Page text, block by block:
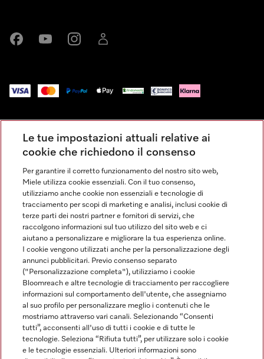
Condizioni Generali di Vendita
Privacy
Condizioni di Utilizzo
Dichiarazione di Accessibilità
Modulo di recesso
Legge sui servizi digitali
Impostazioni dei cookie
FINANZIAMENTO FINO A 50 MESI CON OPZIONE 10 E TASSO
ZERO
Messaggio pubblicitario con finalità promozionale. Offerta di credito
finalizzato valida dal 08/01/2026 al 20/07/2026 da 10 a 50 mesi come da
esempi rappresentativi: Tasso Zero in 10 mesi per importi a partire da 199€. Es:
Le tue impostazioni attuali relative ai
cookie che richiedono il consenso
Per garantire il corretto funzionamento del nostro sito web,
Miele utilizza cookie essenziali. Con il tuo consenso,
utilizziamo anche cookie non essenziali e tecnologie di
tracciamento per scopi di marketing e analisi, inclusi cookie di
terze parti dei nostri partner e fornitori di servizi, che
raccolgono informazioni sul tuo utilizzo del sito web e ci
aiutano a personalizzare e migliorare la tua esperienza online.
I cookie vengono utilizzati anche per la personalizzazione degli
annunci pubblicitari. Previo consenso separato
("Personalizzazione completa"), utilizziamo i cookie
Bloomreach e altre tecnologie di tracciamento per raccogliere
informazioni sul comportamento dell'utente, che assegniamo
al suo profilo per personalizzare meglio i contenuti che le
mostriamo attraverso vari canali. Selezionando “Consenti
tutti”, acconsenti all'uso di tutti i cookie e di tutte le
tecnologie. Seleziona “Rifiuta tutti”, per utilizzare solo i cookie
e le tecnologie essenziali. Ulteriori informazioni sono